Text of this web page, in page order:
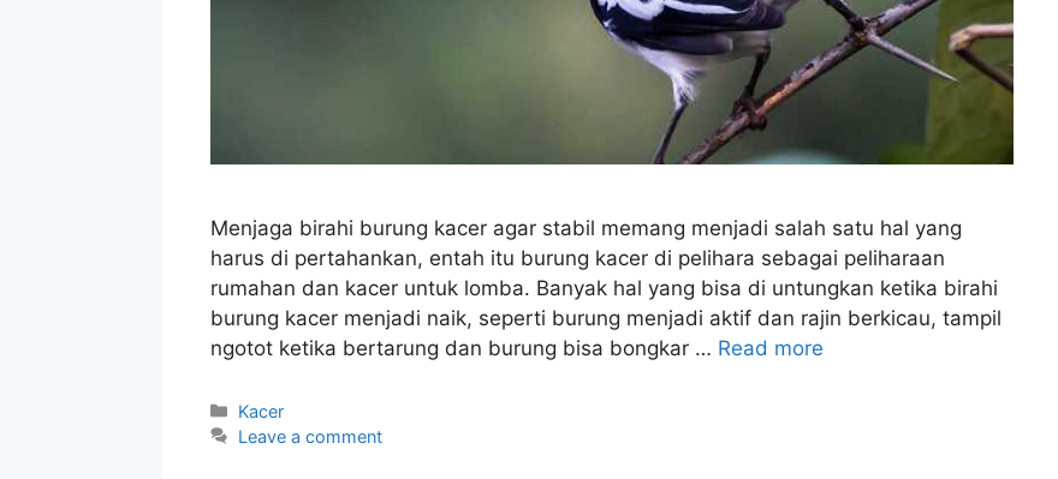
Menjaga birahi burung kacer agar stabil memang menjadi salah satu hal yang
harus di pertahankan, entah itu burung kacer di pelihara sebagai peliharaan
rumahan dan kacer untuk lomba. Banyak hal yang bisa di untungkan ketika birahi
burung kacer menjadi naik, seperti burung menjadi aktif dan rajin berkicau, tampil
ngotot ketika bertarung dan burung bisa bongkar … Read more
Categories
Kacer
Leave a comment